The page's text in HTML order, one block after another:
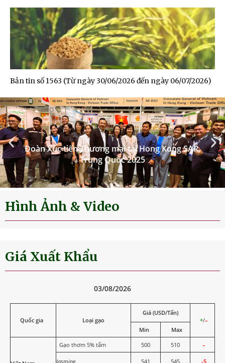
Bản tin số 1563 (Từ ngày 30/06/2026 đến ngày 06/07/2026)
Đoàn Xúc tiến Thương mại tại Hong Kong SAR,
Trung Quốc 2025
Hình Ảnh & Video
Giá Xuất Khẩu
03/08/2026
Quốc gia Loại gạo
Giá (USD/Tấn)
+/–
Min
Max
Gạo thơm 5% tấm 500 510 –
Jasmine 541 545 -5